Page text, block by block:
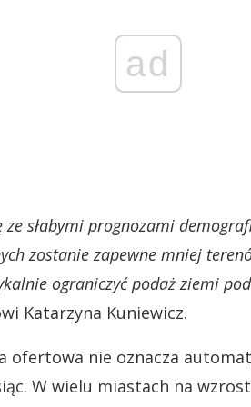
ad
słabymi prognozami
zostanie zapewne mniej
ograniczyć podaż ziemi
Katarzyna Kuniewicz.
ofertowa nie oznacza
W wielu miastach na